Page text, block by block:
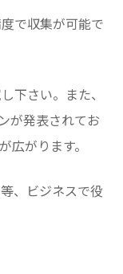
で収集が可能で
下さい。また、
が発表されてお
広がります。
、ビジネスで役